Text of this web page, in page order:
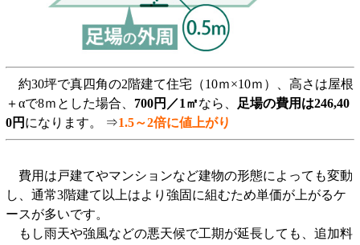
約30坪で真四角の2階建て住宅（10ｍ×10ｍ）、高さは屋根
＋αで8ｍとした場合、 700円／1㎡なら、
足場の費用は246,40
0円 になります。 ⇒1.5～2倍に値上がり
費用は戸建てやマンションなど建物の形態によっても変動
し、通常3階建て以上はより強固に組むため単価が上がるケ
ースが多いです。
もし雨天や強風などの悪天候で工期が延長しても、追加料